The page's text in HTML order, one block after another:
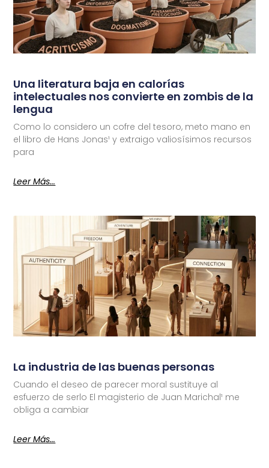
Una literatura baja en calorías
intelectuales nos convierte en zombis de la
lengua
Como lo considero un cofre del tesoro, meto mano en
el libro de Hans Jonas¹ y extraigo valiosísimos recursos
para
Leer Más...
La industria de las buenas personas
Cuando el deseo de parecer moral sustituye al
esfuerzo de serlo El magisterio de Juan Marichal¹ me
obliga a cambiar
Leer Más...